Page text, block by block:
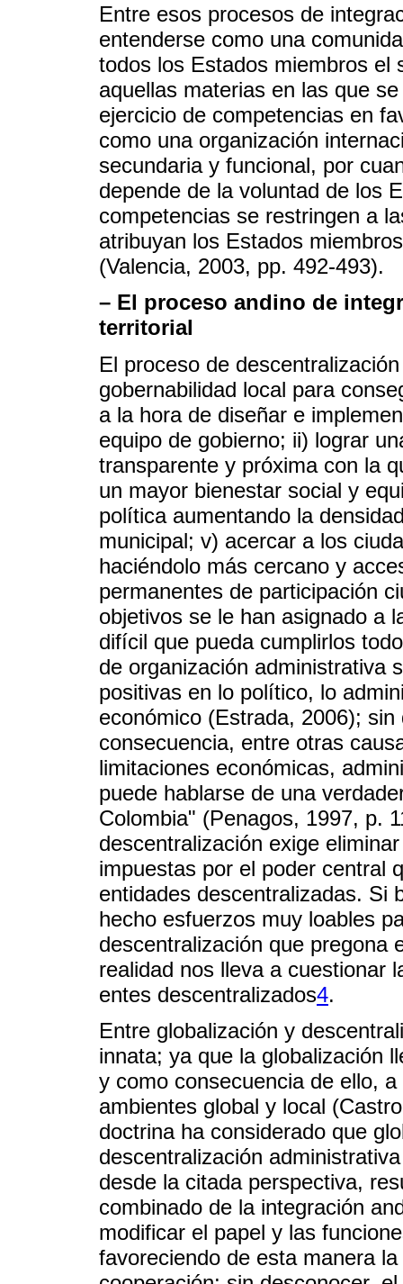
Entre esos procesos de
entenderse como una
todos los Estados miembros el
aquellas materias en las que
ejercicio de competencias en
como una organización
secundaria y funcional, por
depende de la voluntad de los
competencias se restringen a
atribuyan los Estados
(Valencia, 2003, pp. 492-493).
– El proceso andino de
territorial
El proceso de
gobernabilidad local para
a la hora de diseñar e
equipo de gobierno; ii) lograr
transparente y próxima con la
un mayor bienestar social y
política aumentando la
municipal; v) acercar a los
haciéndolo más cercano y
permanentes de participación
objetivos se le han asignado a
difícil que pueda cumplirlos
de organización administrativa
positivas en lo político, lo
económico (Estrada, 2006);
consecuencia, entre otras
limitaciones económicas,
puede hablarse de una
Colombia" (Penagos, 1997, p.
descentralización exige
impuestas por el poder central
entidades descentralizadas. Si
hecho esfuerzos muy loables
descentralización que pregona
realidad nos lleva a cuestionar
entes descentralizados4.
Entre globalización y
innata; ya que la globalización
y como consecuencia de ello,
ambientes global y local
doctrina ha considerado que
descentralización
desde la citada perspectiva,
combinado de la integración
modificar el papel y las
favoreciendo de esta manera